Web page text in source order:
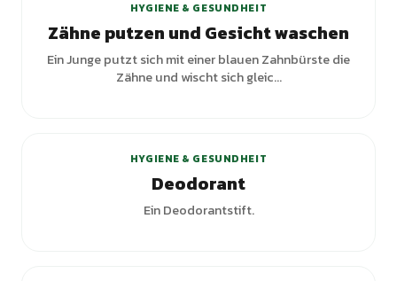
HYGIENE & GESUNDHEIT
Zähne putzen und Gesicht waschen
Ein Junge putzt sich mit einer blauen Zahnbürste die
Zähne und wischt sich gleic...
HYGIENE & GESUNDHEIT
Deodorant
Ein Deodorantstift.